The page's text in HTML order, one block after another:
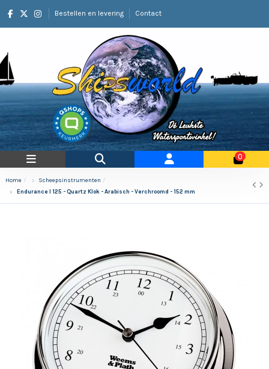
Bestellen en levering Contact
0
Home
Scheepsinstrumenten
Endurance I 125 - Quartz Klok - Arabisch - Verchroomd - 152 mm